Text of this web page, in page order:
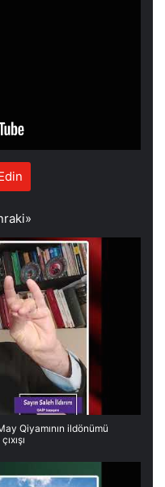
»
Qiyamının ildönümü